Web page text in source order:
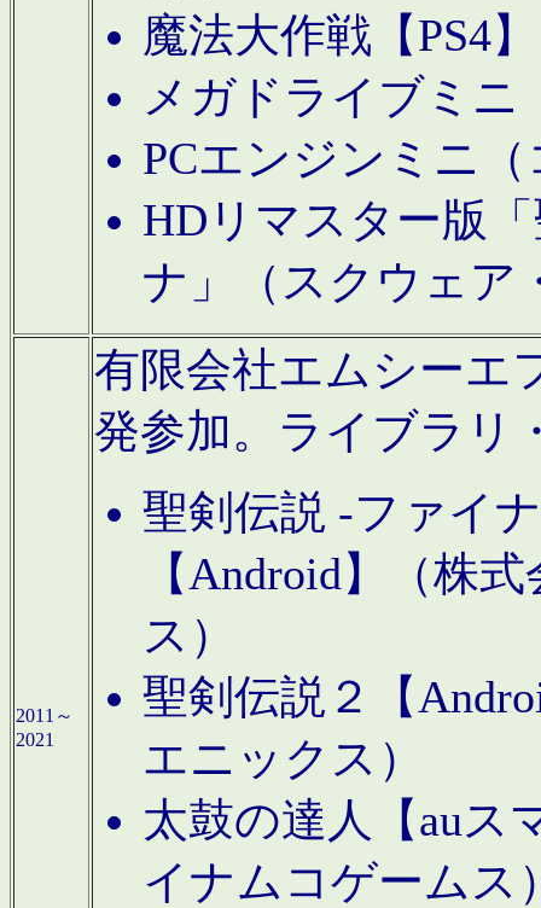
魔法大作戦【PS4
メガドライブミニ
PCエンジンミニ
HDリマスター版
ナ」（スクウェア
2011～
2021
有限会社エムシーエ
発参加。ライブラリ
聖剣伝説 -ファイ
【Android】（株
ス）
聖剣伝説２【
エニックス）
太鼓の達人【auス
イナムコゲームス